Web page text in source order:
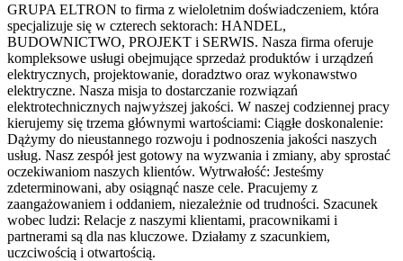
GRUPA ELTRON to firma z wieloletnim doświadczeniem, która
specjalizuje się w czterech sektorach: HANDEL,
BUDOWNICTWO, PROJEKT i SERWIS. Nasza firma oferuje
kompleksowe usługi obejmujące sprzedaż produktów i urządzeń
elektrycznych, projektowanie, doradztwo oraz wykonawstwo
elektryczne. Nasza misja to dostarczanie rozwiązań
elektrotechnicznych najwyższej jakości. W naszej codziennej pracy
kierujemy się trzema głównymi wartościami: Ciągłe doskonalenie:
Dążymy do nieustannego rozwoju i podnoszenia jakości naszych
usług. Nasz zespół jest gotowy na wyzwania i zmiany, aby sprostać
oczekiwaniom naszych klientów. Wytrwałość: Jesteśmy
zdeterminowani, aby osiągnąć nasze cele. Pracujemy z
zaangażowaniem i oddaniem, niezależnie od trudności. Szacunek
wobec ludzi: Relacje z naszymi klientami, pracownikami i
partnerami są dla nas kluczowe. Działamy z szacunkiem,
uczciwością i otwartością.